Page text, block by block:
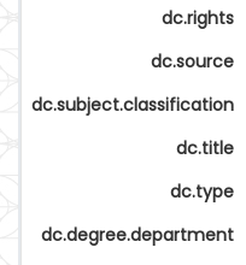
dc.rights
dc.source
dc.subject.classification
dc.title
dc.type
dc.degree.department